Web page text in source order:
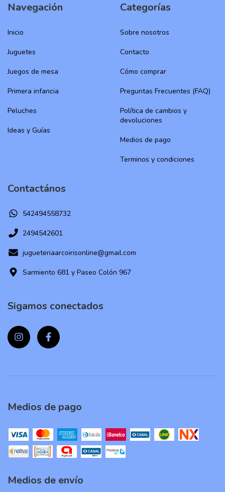
Navegación
Inicio
Juguetes
Juegos de mesa
Primera infancia
Peluches
Ideas y Guías
Categorías
Sobre nosotros
Contacto
Cómo comprar
Preguntas Frecuentes (FAQ)
Política de cambios y
devoluciones
Medios de pago
Terminos y condiciones
Contactános
542494558732
2494542601
jugueteriaarcoirisonline@gmail.com
Sarmiento 681 y Paseo Colón 967
Sigamos conectados
Medios de pago
Medios de envío